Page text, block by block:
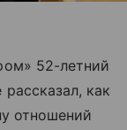
52-летний
как
отношений